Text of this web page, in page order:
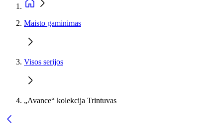
Maisto gaminimas
Visos serijos
„Avance“ kolekcija Trintuvas